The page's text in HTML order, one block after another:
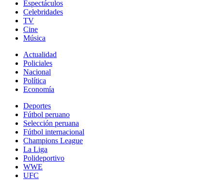
Espectáculos
Celebridades
TV
Cine
Música
Actualidad
Policiales
Nacional
Política
Economía
Deportes
Fútbol peruano
Selección peruana
Fútbol internacional
Champions League
La Liga
Polideportivo
WWE
UFC